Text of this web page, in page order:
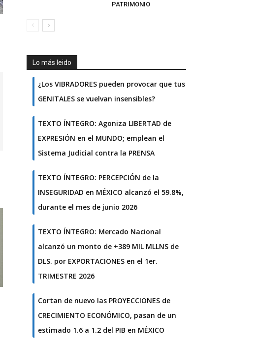
PATRIMONIO
Lo más leido
¿Los VIBRADORES pueden provocar que tus
GENITALES se vuelvan insensibles?
TEXTO ÍNTEGRO: Agoniza LIBERTAD de
EXPRESIÓN en el MUNDO; emplean el
Sistema Judicial contra la PRENSA
TEXTO ÍNTEGRO: PERCEPCIÓN de la
INSEGURIDAD en MÉXICO alcanzó el 59.8%,
durante el mes de junio 2026
TEXTO ÍNTEGRO: Mercado Nacional
alcanzó un monto de +389 MIL MLLNS de
DLS. por EXPORTACIONES en el 1er.
TRIMESTRE 2026
Cortan de nuevo las PROYECCIONES de
CRECIMIENTO ECONÓMICO, pasan de un
estimado 1.6 a 1.2 del PIB en MÉXICO